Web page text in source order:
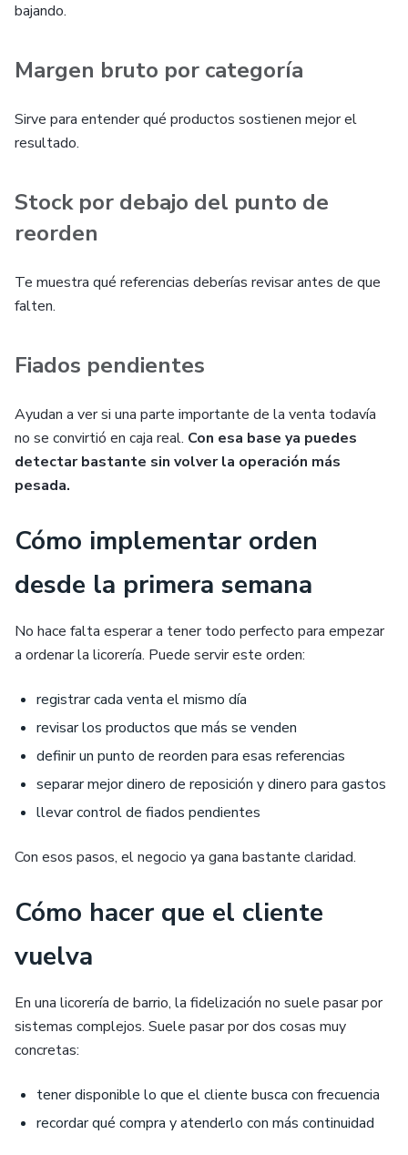
bajando.
Margen bruto por categoría
Sirve para entender qué productos sostienen mejor el
resultado.
Stock por debajo del punto de
reorden
Te muestra qué referencias deberías revisar antes de que
falten.
Fiados pendientes
Ayudan a ver si una parte importante de la venta todavía
no se convirtió en caja real. Con esa base ya puedes
detectar bastante sin volver la operación más
pesada.
Cómo implementar orden
desde la primera semana
No hace falta esperar a tener todo perfecto para empezar
a ordenar la licorería. Puede servir este orden:
registrar cada venta el mismo día
revisar los productos que más se venden
definir un punto de reorden para esas referencias
separar mejor dinero de reposición y dinero para gastos
llevar control de fiados pendientes
Con esos pasos, el negocio ya gana bastante claridad.
Cómo hacer que el cliente
vuelva
En una licorería de barrio, la fidelización no suele pasar por
sistemas complejos. Suele pasar por dos cosas muy
concretas:
tener disponible lo que el cliente busca con frecuencia
recordar qué compra y atenderlo con más continuidad